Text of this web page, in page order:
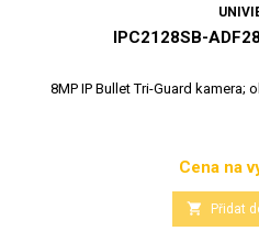
IPC2128SB-
8MP IP Bullet Tri-Guard kamera;
Cena na
 Přidat